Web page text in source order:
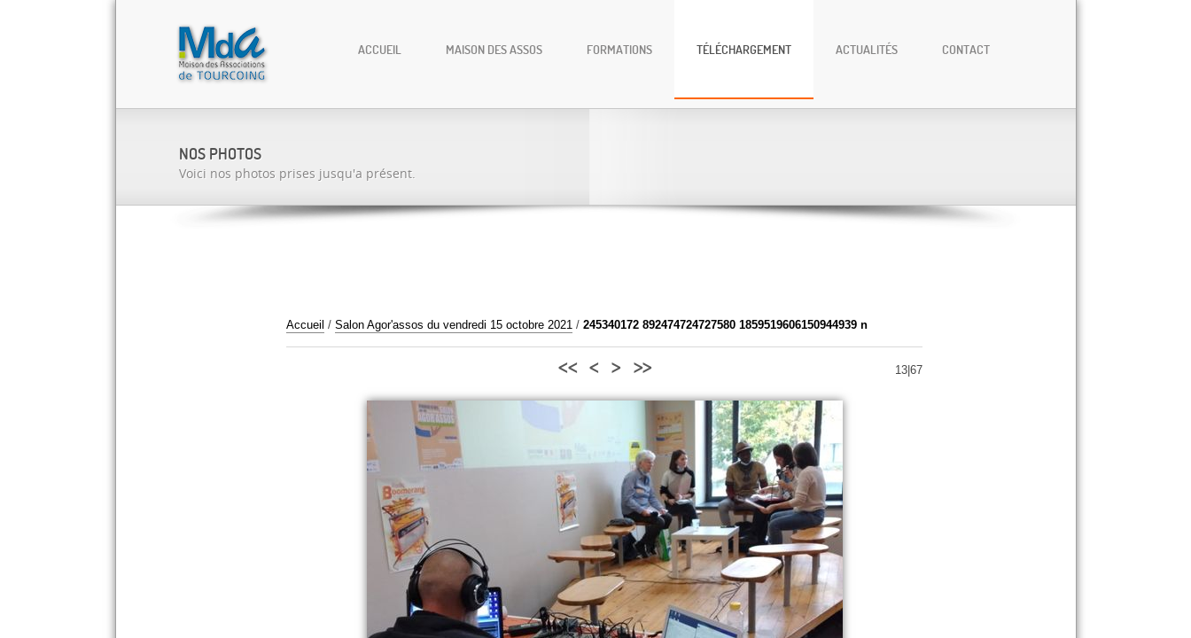
ACCUEIL MAISON DES ASSOS FORMATIONS TÉLÉCHARGEMENT ACTUALITÉS CONTACT
NOS PHOTOS
Voici nos photos prises jusqu'a présent.
Accueil / Salon Agor'assos du vendredi 15 octobre 2021 / 245340172 892474724727580 1859519606150944939 n
13|67
<< < > >>